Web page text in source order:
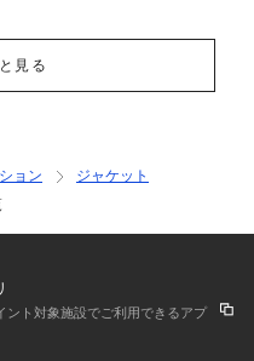
見る
ョン
ジャケット
ント対象施設でご利用できるアプ